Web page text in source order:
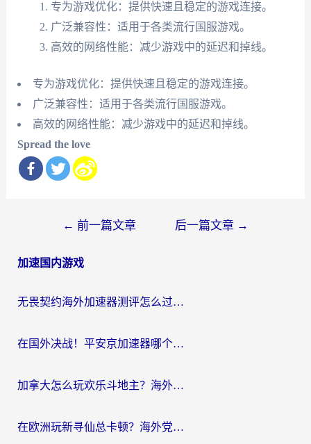
专为游戏优化：提供快速且稳定的游戏连接。
广泛兼容性：适用于各类流行国服游戏。
高效的网络性能：减少游戏中的延迟和掉线。
专为游戏优化：提供快速且稳定的游戏连接。
广泛兼容性：适用于各类流行国服游戏。
高效的网络性能：减少游戏中的延迟和掉线。
Spread the love
导
← 前一篇文章 后一篇文章 →
加速国内游戏
无畏契约海外加速器测评怎么过？海外玩家亲测实用指南（附小众技巧）
在国外决战！平安京加速器哪个好用一点？老玩家亲测番茄加速器全解析
加拿大怎么玩欢乐斗地主？海外党国服游戏加速终极指南（附绝地求生未来之役300英雄实测）
在欧洲玩新寻仙总卡顿？海外党必看的国服游戏加速全攻略